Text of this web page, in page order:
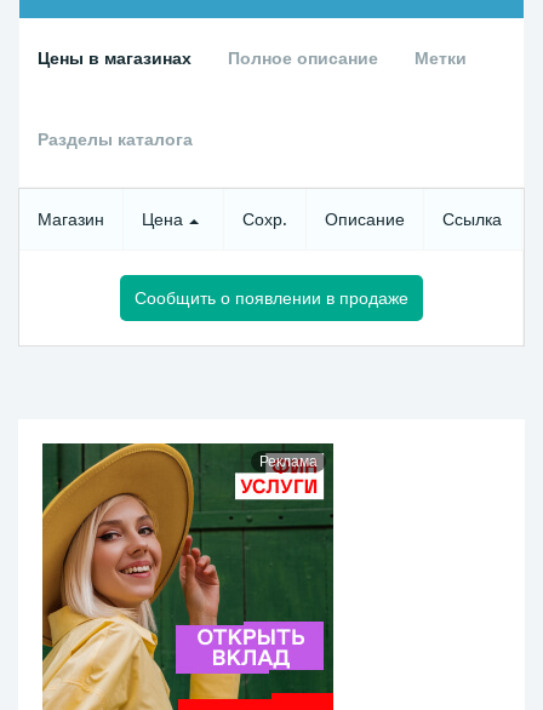
Цены в магазинах Полное описание Метки
Разделы каталога
Магазин Цена Сохр. Описание Ссылка
Сообщить о появлении в продаже
Реклама